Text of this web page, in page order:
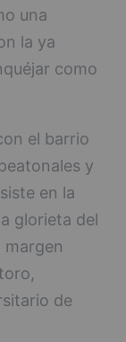
una
la ya
como
el barrio
y
en la
glorieta del
de